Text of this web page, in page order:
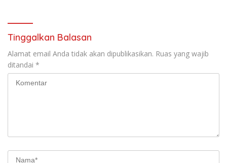
Tinggalkan Balasan
Alamat email Anda tidak akan dipublikasikan. Ruas yang wajib
ditandai *